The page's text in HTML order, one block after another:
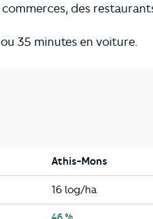
des
35 minutes en voiture.
Athis-Mons
Athis-Mons
16 log/ha